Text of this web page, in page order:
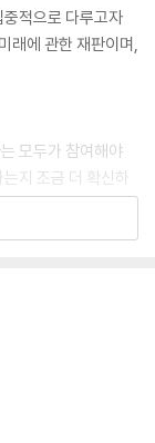
적으로 다루고자
래에 관한 재판이며,
모두가 참여해야
지 조금 더 확신하
수 있을 것이다. 이
에는 너무나 중요한
지로 우리가 이미
린 잠재적인 위협
부터 알아야 한다.